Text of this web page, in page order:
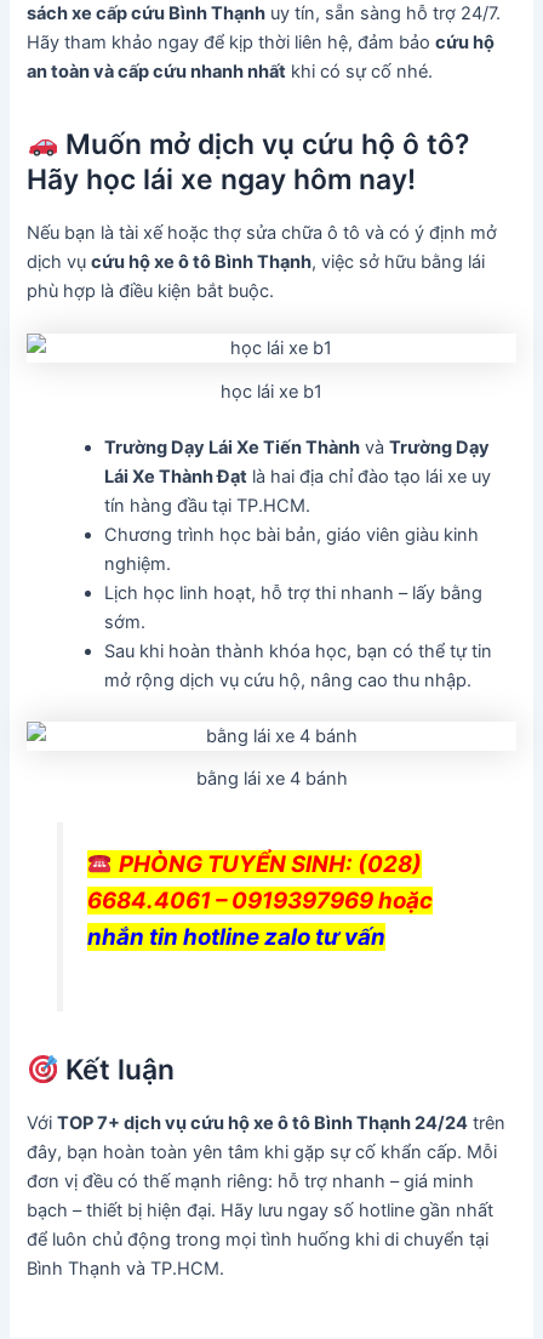
sách xe cấp cứu Bình Thạnh uy tín, sẵn sàng hỗ trợ 24/7.
Hãy tham khảo ngay để kịp thời liên hệ, đảm bảocứu hộ
an toàn và cấp cứu nhanh nhất khi có sự cố nhé.
Muốn mở dịch vụ cứu hộ ô tô?
Hãy học lái xe ngay hôm nay!
Nếu bạn là tài xế hoặc thợ sửa chữa ô tô và có ý định mở
dịch vụcứu hộ xe ô tô Bình Thạnh, việc sở hữu bằng lái
phù hợp là điều kiện bắt buộc.
học lái xe b1
Trường Dạy Lái Xe Tiến Thành vàTrường Dạy
Lái Xe Thành Đạt là hai địa chỉ đào tạo lái xe uy
tín hàng đầu tại TP.HCM.
Chương trình học bài bản, giáo viên giàu kinh
nghiệm.
Lịch học linh hoạt, hỗ trợ thi nhanh – lấy bằng
sớm.
Sau khi hoàn thành khóa học, bạn có thể tự tin
mở rộng dịch vụ cứu hộ, nâng cao thu nhập.
bằng lái xe 4 bánh
PHÒNG TUYỂN SINH: (028)
6684.4061 – 0919397969 hoặc
nhắn tin hotline zalo tư vấn
Kết luận
VớiTOP 7+ dịch vụ cứu hộ xe ô tô Bình Thạnh 24/24 trên
đây, bạn hoàn toàn yên tâm khi gặp sự cố khẩn cấp. Mỗi
đơn vị đều có thế mạnh riêng: hỗ trợ nhanh – giá minh
bạch – thiết bị hiện đại. Hãy lưu ngay số hotline gần nhất
để luôn chủ động trong mọi tình huống khi di chuyển tại
Bình Thạnh và TP.HCM.